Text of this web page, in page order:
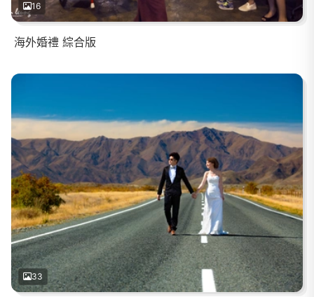
16
海外婚禮 綜合版
33